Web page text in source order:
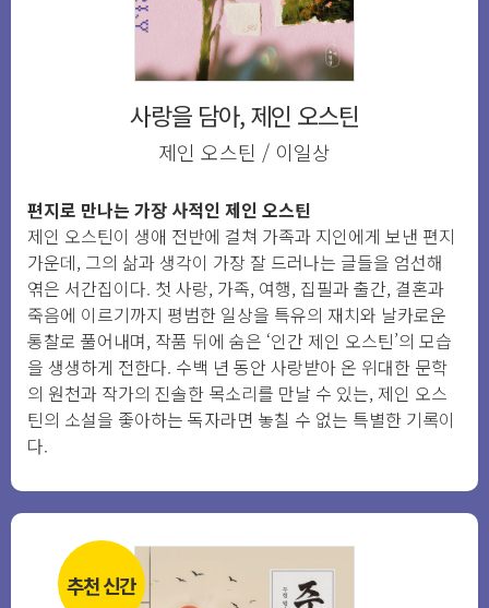
사랑을 담아, 제인 오스틴
제인 오스틴 / 이일상
편지로 만나는 가장 사적인 제인 오스틴
제인 오스틴이 생애 전반에 걸쳐 가족과 지인에게 보낸 편지
가운데, 그의 삶과 생각이 가장 잘 드러나는 글들을 엄선해
엮은 서간집이다. 첫 사랑, 가족, 여행, 집필과 출간, 결혼과
죽음에 이르기까지 평범한 일상을 특유의 재치와 날카로운
통찰로 풀어내며, 작품 뒤에 숨은 ‘인간 제인 오스틴’의 모습
을 생생하게 전한다. 수백 년 동안 사랑받아 온 위대한 문학
의 원천과 작가의 진솔한 목소리를 만날 수 있는, 제인 오스
틴의 소설을 좋아하는 독자라면 놓칠 수 없는 특별한 기록이
다.
추천 신간